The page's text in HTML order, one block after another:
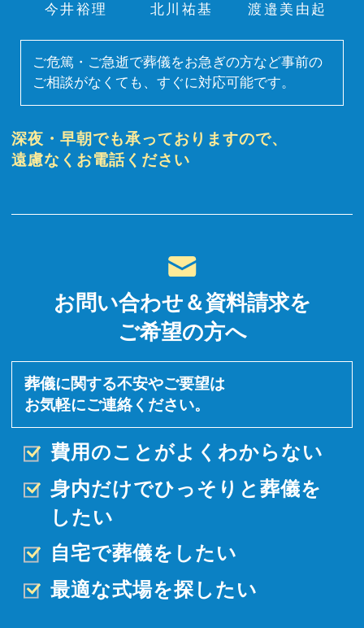
今井裕理 北川祐基 渡邉美由起
ご危篤・ご急逝で葬儀をお急ぎの方など事前の
ご相談がなくても、すぐに対応可能です。
深夜・早朝でも承っておりますので、
遠慮なくお電話ください
お問い合わせ＆資料請求を
ご希望の方へ
葬儀に関する不安やご要望は
お気軽にご連絡ください。
費用のことがよくわからない
身内だけでひっそりと 葬儀を
したい
自宅で葬儀をしたい
最適な式場を探したい